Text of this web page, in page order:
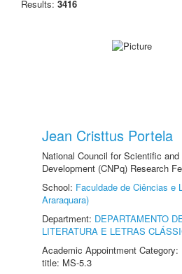
Results: 3416
Jean Cristtus Portela
National Council for Scientific and
Development (CNPq) Research
School: Faculdade de Ciências e
Araraquara)
Department: DEPARTAMENTO
LITERATURA E LETRAS
Academic Appointment
title: MS-5.3